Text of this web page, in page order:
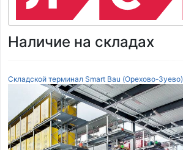
Наличие на складах
Складской терминал Smart Bau (Орехово-Зуево)